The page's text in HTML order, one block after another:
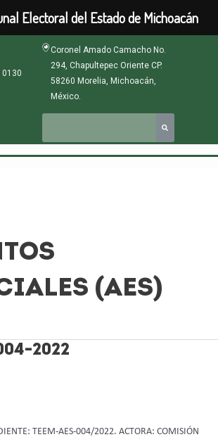
0130
Coronel Amado Camacho No.
294, Chapultepec Oriente CP.
58260 Morelia, Michoacán,
México.
(AES)
2022
TEEM-AES-004/2022. ACTORA: COMISIÓN
Electoral del Estado de Michoacán